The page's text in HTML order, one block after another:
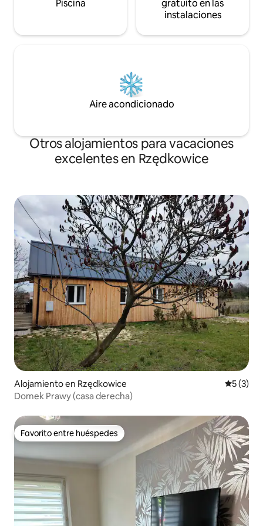
Piscina
gratuito en las
instalaciones
Aire acondicionado
Otros alojamientos para vacaciones
excelentes en Rzędkowice
Alojamiento en Rzędkowice
5 (3)
Domek Prawy (casa derecha)
Favorito entre huéspedes
Favorito entre huéspedes